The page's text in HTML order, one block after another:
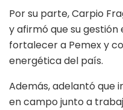
Por su parte, Carpio
y afirmó que su
fortalecer a Pemex y
energética del país.
Además, adelantó que
en campo junto a